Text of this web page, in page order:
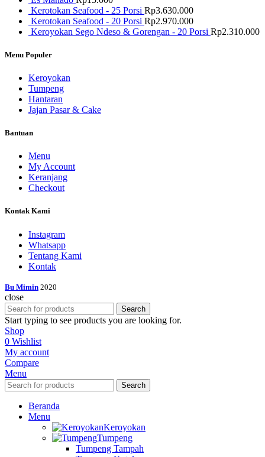
Kerotokan Seafood - 25 Porsi Rp3.630.000
Kerotokan Seafood - 20 Porsi Rp2.970.000
Keroyokan Sego Ndeso & Gorengan - 20 Porsi Rp2.310.000
Menu Populer
Keroyokan
Tumpeng
Hantaran
Jajan Pasar & Cake
Bantuan
Menu
My Account
Keranjang
Checkout
Kontak Kami
Instagram
Whatsapp
Tentang Kami
Kontak
Bu Mimin 2020
close
Search
Start typing to see products you are looking for.
Shop
0 Wishlist
My account
Compare
Menu
Search
Beranda
Menu
Keroyokan
Tumpeng
Tumpeng Tampah